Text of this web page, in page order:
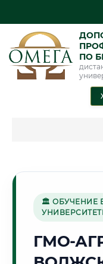
ПО
🏛 ОБУЧЕНИЕ
ГМО-